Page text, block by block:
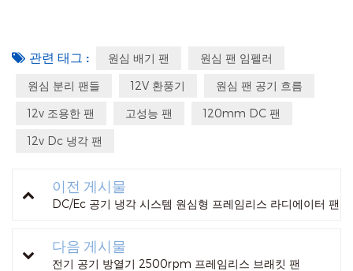
관련 태그 : 원심 배기 팬 원심 팬 임펠러
원심 분리 팬들 12V 환풍기 원심 팬 공기 흐름
12v 조용한 팬 고성능 팬 120mm DC 팬
12v Dc 냉각 팬
이전 게시물
DC/Ec 공기 냉각 시스템 원심형 프레임리스 라디에이터 팬
다음 게시물
전기 공기 방열기 2500rpm 프레임리스 브래킷 팬